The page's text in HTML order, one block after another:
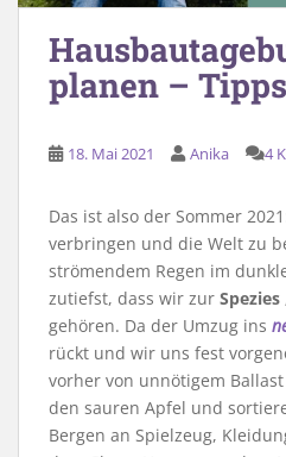
planen –
18. Mai 2021 Anika 4
Das ist also der Sommer
verbringen und die Welt zu
strömendem Regen im
zutiefst, dass wir zur
gehören. Da der Umzug ins
rückt und wir uns fest
vorher von unnötigem
den sauren Apfel und
Bergen an Spielzeug,